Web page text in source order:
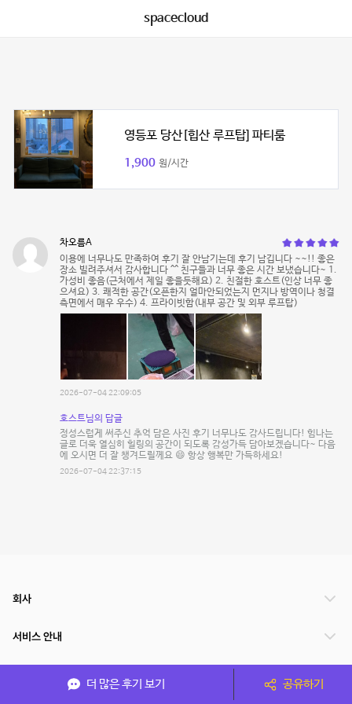
spacecloud
영등포 당산[힙산 루프탑] 파티룸
1,900 원/시간
차오름A
이용에 너무나도 만족하여 후기 잘 안남기는데 후기 남깁니다 ~~!! 좋은
장소 빌려주셔서 감사합니다 ^^ 친구들과 너무 좋은 시간 보냈습니다~ 1.
가성비 좋음(근처에서 제일 좋을듯해요) 2. 친절한 호스트(인상 너무 좋
으셔요) 3. 쾌적한 공간(오픈한지 얼마안되었는지 먼지나 방역이나 청결
측면에서 매우 우수) 4. 프라이빗함(내부 공간 및 외부 루프탑)
2026-07-04 22:09:05
호스트님의 답글
정성스럽게 써주신 추억 담은 사진 후기 너무나도 감사드립니다! 힘나는
글로 더욱 열심히 힐링의 공간이 되도록 감성가득 담아보겠습니다~ 다음
에 오시면 더 잘 챙겨드릴께요 😄 항상 행복만 가득하세요!
2026-07-04 22:37:15
더 많은 후기 보기 공유하기
회사
서비스 안내